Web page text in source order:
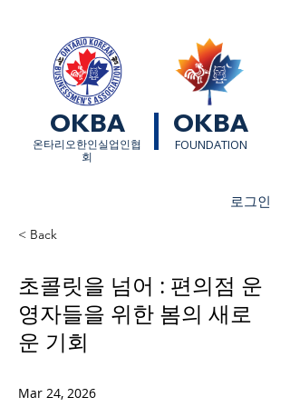
OKBA OKBA
​온타리오한인실업인협
회
FOUNDATION
로그인
< Back
초콜릿을 넘어 : 편의점 운
영자들을 위한 봄의 새로
운 기회
Mar 24, 2026